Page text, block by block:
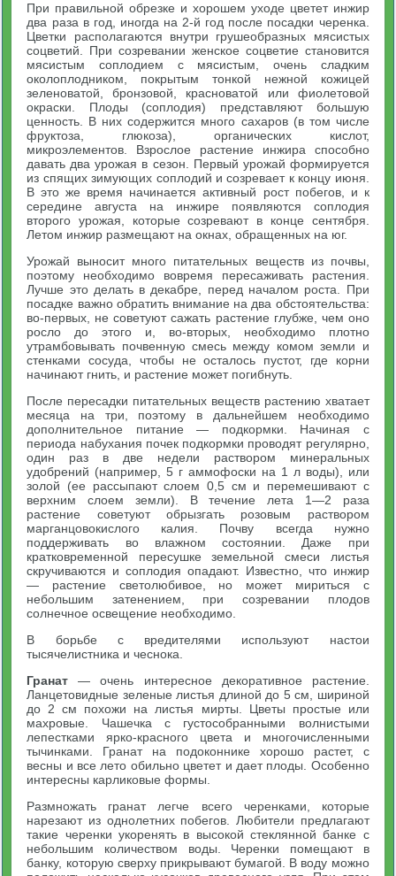
При правильной обрезке и хорошем уходе цветет инжир
два раза в год, иногда на 2-й год после посадки черенка.
Цветки располагаются внутри грушеобразных мясистых
соцветий. При созревании женское соцветие становится
мясистым соплодием с мясистым, очень сладким
околоплодником, покрытым тонкой нежной кожицей
зеленоватой, бронзовой, красноватой или фиолетовой
окраски. Плоды (соплодия) представляют большую
ценность. В них содержится много сахаров (в том числе
фруктоза, глюкоза), органических кислот,
микроэлементов. Взрослое растение инжира способно
давать два урожая в сезон. Первый урожай формируется
из спящих зимующих соплодий и созревает к концу июня.
В это же время начинается активный рост побегов, и к
середине августа на инжире появляются соплодия
второго урожая, которые созревают в конце сентября.
Летом инжир размещают на окнах, обращенных на юг.
Урожай выносит много питательных веществ из почвы,
поэтому необходимо вовремя пересаживать растения.
Лучше это делать в декабре, перед началом роста. При
посадке важно обратить внимание на два обстоятельства:
во-первых, не советуют сажать растение глубже, чем оно
росло до этого и, во-вторых, необходимо плотно
утрамбовывать почвенную смесь между комом земли и
стенками сосуда, чтобы не осталось пустот, где корни
начинают гнить, и растение может погибнуть.
После пересадки питательных веществ растению хватает
месяца на три, поэтому в дальнейшем необходимо
дополнительное питание — подкормки. Начиная с
периода набухания почек подкормки проводят регулярно,
один раз в две недели раствором минеральных
удобрений (например, 5 г аммофоски на 1 л воды), или
золой (ее рассыпают слоем 0,5 см и перемешивают с
верхним слоем земли). В течение лета 1—2 раза
растение советуют обрызгать розовым раствором
марганцовокислого калия. Почву всегда нужно
поддерживать во влажном состоянии. Даже при
кратковременной пересушке земельной смеси листья
скручиваются и соплодия опадают. Известно, что инжир
— растение светолюбивое, но может мириться с
небольшим затенением, при созревании плодов
солнечное освещение необходимо.
В борьбе с вредителями используют настои
тысячелистника и чеснока.
Гранат — очень интересное декоративное растение.
Ланцетовидные зеленые листья длиной до 5 см, шириной
до 2 см похожи на листья мирты. Цветы простые или
махровые. Чашечка с густособранными волнистыми
лепестками ярко-красного цвета и многочисленными
тычинками. Гранат на подоконнике хорошо растет, с
весны и все лето обильно цветет и дает плоды. Особенно
интересны карликовые формы.
Размножать гранат легче всего черенками, которые
нарезают из однолетних побегов. Любители предлагают
такие черенки укоренять в высокой стеклянной банке с
небольшим количеством воды. Черенки помещают в
банку, которую сверху прикрывают бумагой. В воду можно